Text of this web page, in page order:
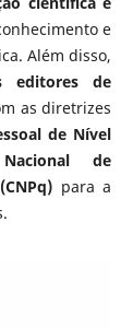
e
Além disso,
editores de
as diretrizes
de Nível
de
para a